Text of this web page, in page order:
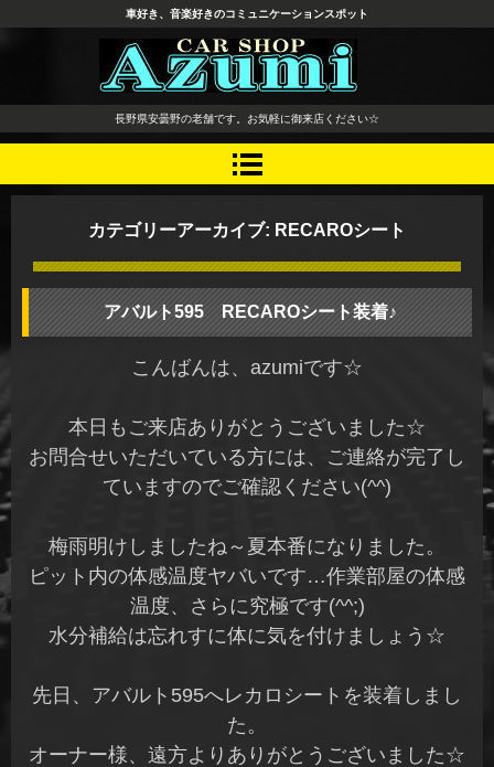
長野県 安曇野市 タイヤ ホ
イール デッドニング カーオ
ーディオ レカロシート
車好き、音楽好きのコミュニケーションスポット
長野県安曇野の老舗です。お気軽に御来店ください☆
カテゴリーアーカイブ: RECAROシート
アバルト595 RECAROシート装着♪
こんばんは、azumiです☆
本日もご来店ありがとうございました☆
お問合せいただいている方には、ご連絡が完了し
ていますのでご確認ください(^^)
梅雨明けしましたね～夏本番になりました。
ピット内の体感温度ヤバいです…作業部屋の体感
温度、さらに究極です(^^;)
水分補給は忘れすに体に気を付けましょう☆
先日、アバルト595へレカロシートを装着しまし
た。
オーナー様、遠方よりありがとうございました☆